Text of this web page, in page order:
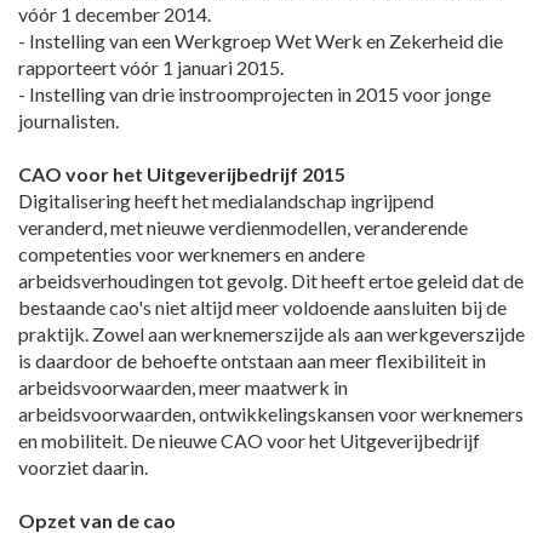
vóór 1 december 2014.
- Instelling van een Werkgroep Wet Werk en Zekerheid die
rapporteert vóór 1 januari 2015.
- Instelling van drie instroomprojecten in 2015 voor jonge
journalisten.
CAO voor het Uitgeverijbedrijf 2015
Digitalisering heeft het medialandschap ingrijpend
veranderd, met nieuwe verdienmodellen, veranderende
competenties voor werknemers en andere
arbeidsverhoudingen tot gevolg. Dit heeft ertoe geleid dat de
bestaande cao's niet altijd meer voldoende aansluiten bij de
praktijk. Zowel aan werknemerszijde als aan werkgeverszijde
is daardoor de behoefte ontstaan aan meer flexibiliteit in
arbeidsvoorwaarden, meer maatwerk in
arbeidsvoorwaarden, ontwikkelingskansen voor werknemers
en mobiliteit. De nieuwe CAO voor het Uitgeverijbedrijf
voorziet daarin.
Opzet van de cao